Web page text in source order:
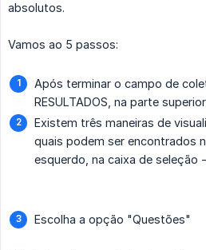
absolutos.
Vamos ao 5 passos:
Após terminar o campo de
RESULTADOS, na parte
Existem três maneiras de
quais podem ser encontrados
esquerdo, na caixa de seleção
Escolha a opção "Questões"